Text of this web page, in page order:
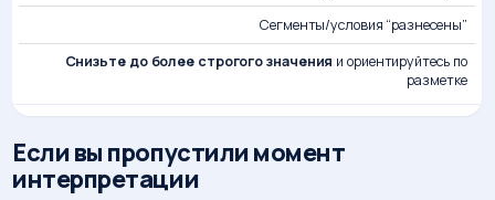
Сегменты/условия “разнесены”
Снизьте до более строгого значения и ориентируйтесь по
разметке
Если вы пропустили момент
интерпретации